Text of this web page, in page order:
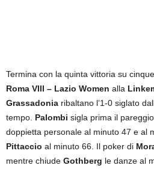
Termina con la quinta vittoria su
Roma VIII – Lazio Women alla
Grassadonia ribaltano l’1-0 siglato
tempo. Palombi sigla prima il
doppietta personale al minuto 47 e al
Pittaccio al minuto 66. Il poker di
mentre chiude Gothberg le danze al